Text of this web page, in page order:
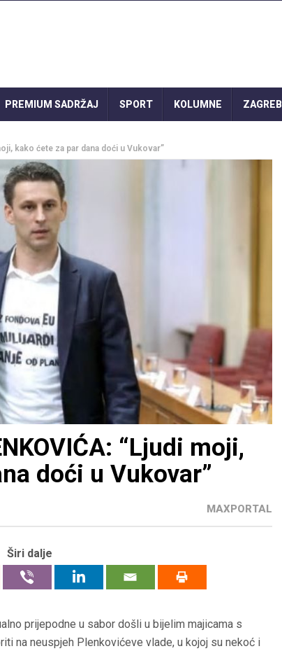
PREMIUM SADRŽAJ SPORT KOLUMNE ZAGREB
kako ćete za par dana doći u Vukovar”
“Ljudi moji,
doći u Vukovar”
MAXPORTAL
Širi dalje
prijepodne u sabor došli u bijelim majicama s
na neuspjeh Plenkovićeve vlade, u kojoj su nekoć i